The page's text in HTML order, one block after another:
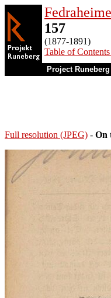
157
(1877-1891)
Table of
Project Runeberg
Full resolution (JPEG) - On